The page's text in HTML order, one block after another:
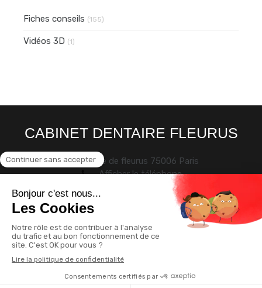
Fiches conseils (155)
Vidéos 3D (1)
CABINET DENTAIRE FLEURUS
30 rue de fleurus 75006 Paris
Afficher le téléphone
Politique de confidentialité et charte cookie
Mentions légales
Conditions Générales Utilisation